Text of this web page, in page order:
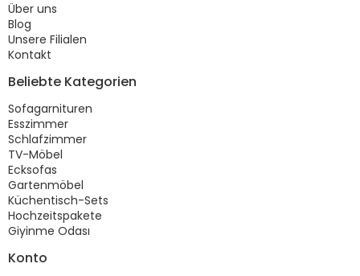
Über uns
Blog
Unsere Filialen
Kontakt
Beliebte Kategorien
Sofagarnituren
Esszimmer
Schlafzimmer
TV-Möbel
Ecksofas
Gartenmöbel
Küchentisch-Sets
Hochzeitspakete
Giyinme Odası
Konto